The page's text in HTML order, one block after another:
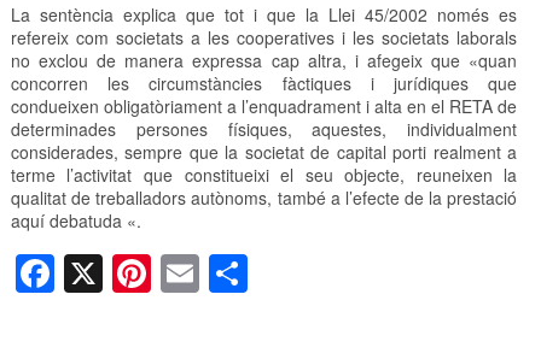
La sentència explica que tot i que la Llei 45/2002 només es
refereix com societats a les cooperatives i les societats laborals
no exclou de manera expressa cap altra, i afegeix que «quan
concorren les circumstàncies fàctiques i jurídiques que
condueixen obligatòriament a l’enquadrament i alta en el RETA de
determinades persones físiques, aquestes, individualment
considerades, sempre que la societat de capital porti realment a
terme l’activitat que constitueixi el seu objecte, reuneixen la
qualitat de treballadors autònoms, també a l’efecte de la prestació
aquí debatuda «.
F
a
X Pi
nt
E
m
C